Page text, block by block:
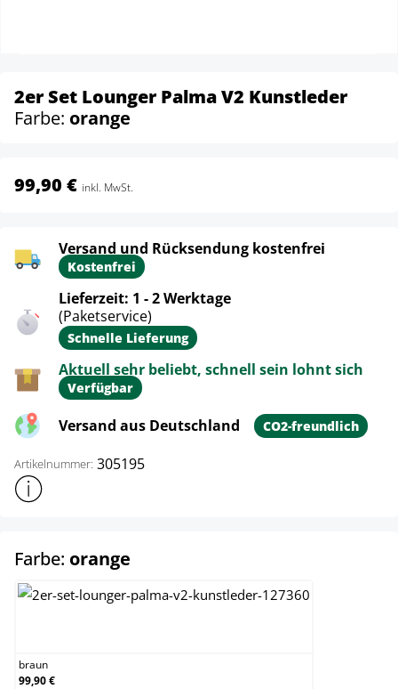
2er Set Lounger Palma V2 Kunstleder
Farbe: orange
99,90 € inkl. MwSt.
Versand und Rücksendung kostenfrei
Kostenfrei
Lieferzeit: 1 - 2 Werktage
(Paketservice)
Schnelle Lieferung
Aktuell sehr beliebt, schnell sein lohnt sich
Verfügbar
Versand aus Deutschland CO2-freundlich
Artikelnummer: 305195
Weitere Produktinformationen anzeigen
Farbe: orange
braun
99,90 €